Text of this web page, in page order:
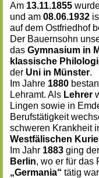
Am 13.11.1855
und am 08.06.1932
auf dem Ostfriedhof
Der Bauernsohn
das Gymnasium in
klassische
der Uni in Münster.
Im Jahre 1880
Lehramt. Als Lehrer
Lingen sowie in
Berufstätigkeit
schweren Krankheit
Westfälischen
Im Jahr 1883 ging
Berlin, wo er für das
„Germania“ tätig